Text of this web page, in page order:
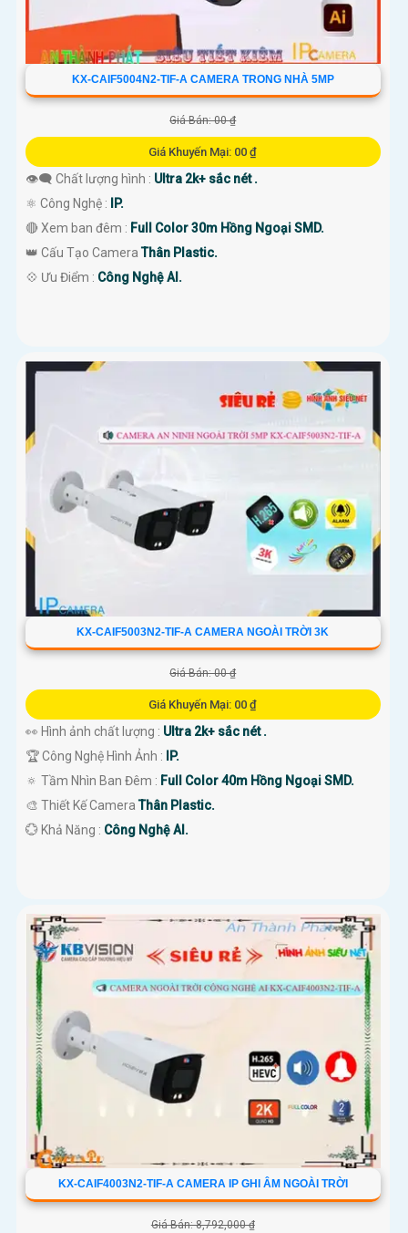
KX-CAIF5004N2-TIF-A CAMERA TRONG NHÀ 5MP
Giá Bán: 00 ₫
Giá Khuyến Mại: 00 ₫
👁️‍🗨 Chất lượng hình : Ultra 2k+ sắc nét .
⚛️ Công Nghệ :
IP.
🔴 Xem ban đêm : Full Color 30m Hồng Ngoại SMD.
👑 Cấu Tạo CameraThân Plastic.
️💠 Ưu Điểm : Công Nghệ AI.
KX-CAIF5003N2-TIF-A CAMERA NGOÀI TRỜI 3K
Giá Bán: 00 ₫
Giá Khuyến Mại: 00 ₫
👀 Hình ảnh chất lượng : Ultra 2k+ sắc nét .
🏆 Công Nghệ Hình Ảnh :
IP.
🔅 Tầm Nhìn Ban Đêm : Full Color 40m Hồng Ngoại SMD.
🎨 Thiết Kế CameraThân Plastic.
️💮 Khả Năng : Công Nghệ AI.
KX-CAIF4003N2-TIF-A CAMERA IP GHI ÂM NGOÀI TRỜI
Giá Bán: 8,792,000 ₫